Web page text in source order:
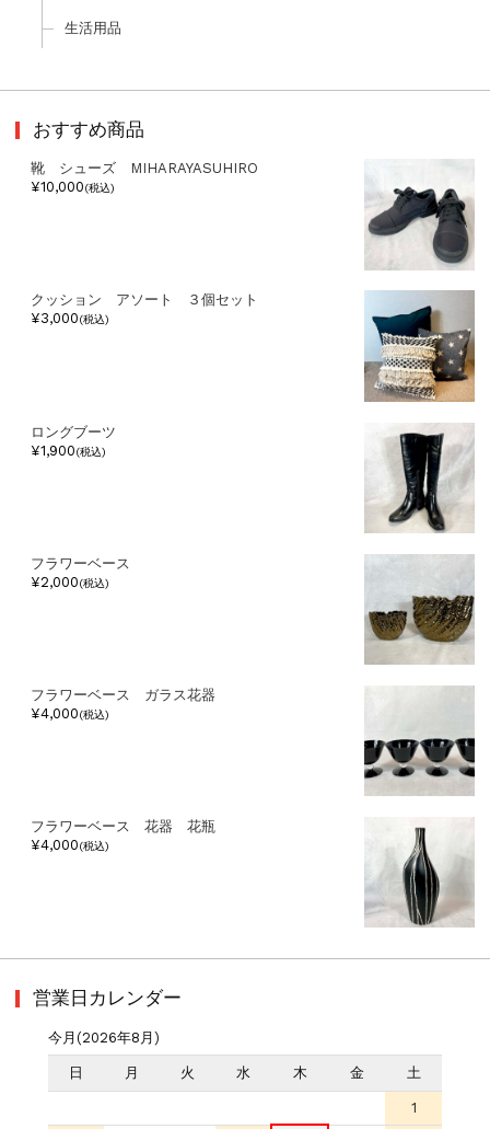
生活用品
おすすめ商品
靴 シューズ MIHARAYASUHIRO
¥10,000(税込)
クッション アソート ３個セット
¥3,000(税込)
ロングブーツ
¥1,900(税込)
フラワーベース
¥2,000(税込)
フラワーベース ガラス花器
¥4,000(税込)
フラワーベース 花器 花瓶
¥4,000(税込)
営業日カレンダー
今月(2026年8月)
日 月 火 水 木 金 土
1